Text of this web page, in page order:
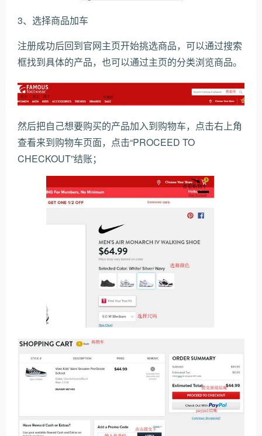
3、选择商品加车
注册成功后回到官网主页开始挑选商品，可以通过搜索
框找到具体的产品，也可以通过主页的分类浏览商品。
然后把自己想要购买的产品加入到购物车，点击右上角
查看来到购物车页面，点击“PROCEED TO
CHECKOUT”结账；